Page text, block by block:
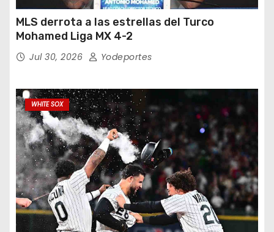
MLS derrota a las estrellas del Turco
Mohamed Liga MX 4-2
Jul 30, 2026 Yodeportes
WHITE SOX